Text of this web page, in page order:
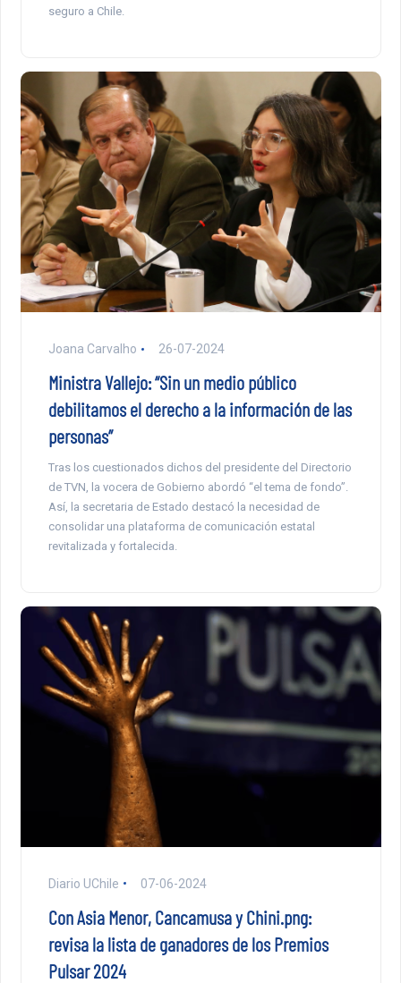
seguro a Chile.
Joana Carvalho 26-07-2024
Ministra Vallejo: “Sin un medio público
debilitamos el derecho a la información de las
personas”
Tras los cuestionados dichos del presidente del Directorio
de TVN, la vocera de Gobierno abordó “el tema de fondo”.
Así, la secretaria de Estado destacó la necesidad de
consolidar una plataforma de comunicación estatal
revitalizada y fortalecida.
Diario UChile 07-06-2024
Con Asia Menor, Cancamusa y Chini.png:
revisa la lista de ganadores de los Premios
Pulsar 2024